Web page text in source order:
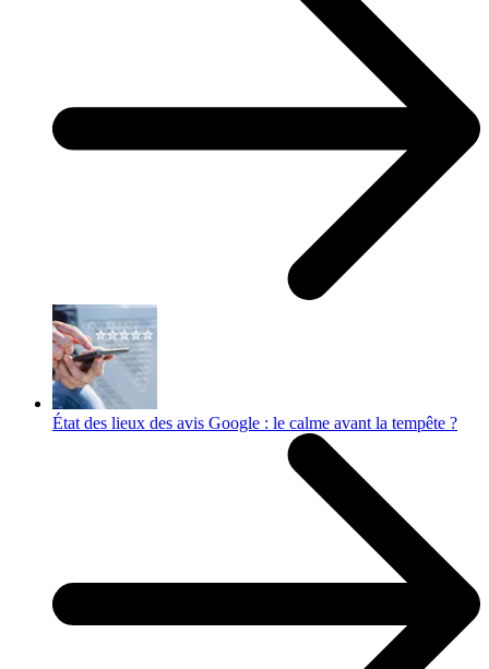
État des lieux des avis Google : le calme avant la tempête ?